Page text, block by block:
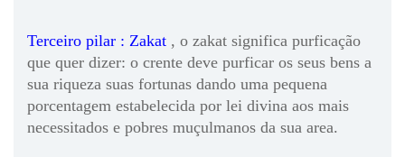
Terceiro pilar : Zakat , o zakat significa purficação
que quer dizer: o crente deve purficar os seus bens a
sua riqueza suas fortunas dando uma pequena
porcentagem estabelecida por lei divina aos mais
necessitados e pobres muçulmanos da sua area.